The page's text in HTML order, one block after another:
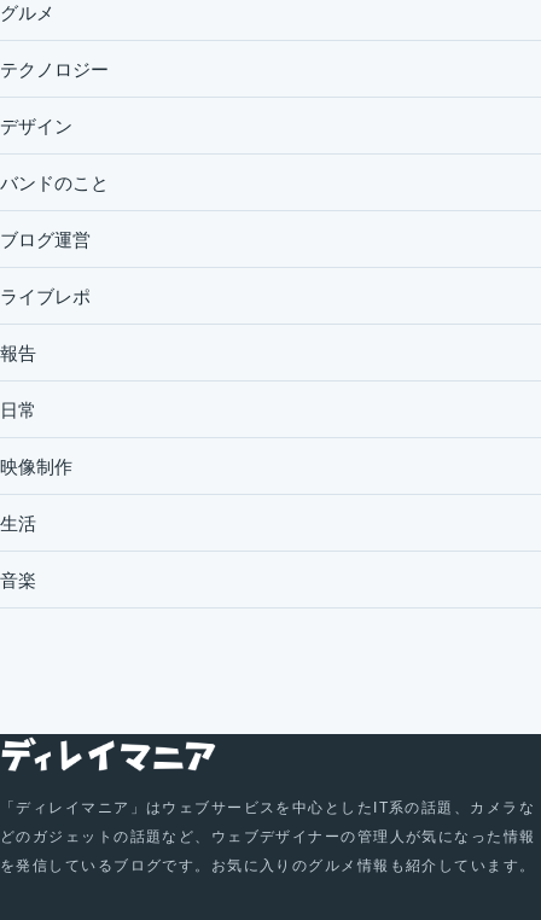
グルメ
テクノロジー
デザイン
バンドのこと
ブログ運営
ライブレポ
報告
日常
映像制作
生活
音楽
「ディレイマニア」はウェブサービスを中心としたIT系の話題、カメラな
どのガジェットの話題など、ウェブデザイナーの管理人が気になった情報
を発信しているブログです。お気に入りのグルメ情報も紹介しています。